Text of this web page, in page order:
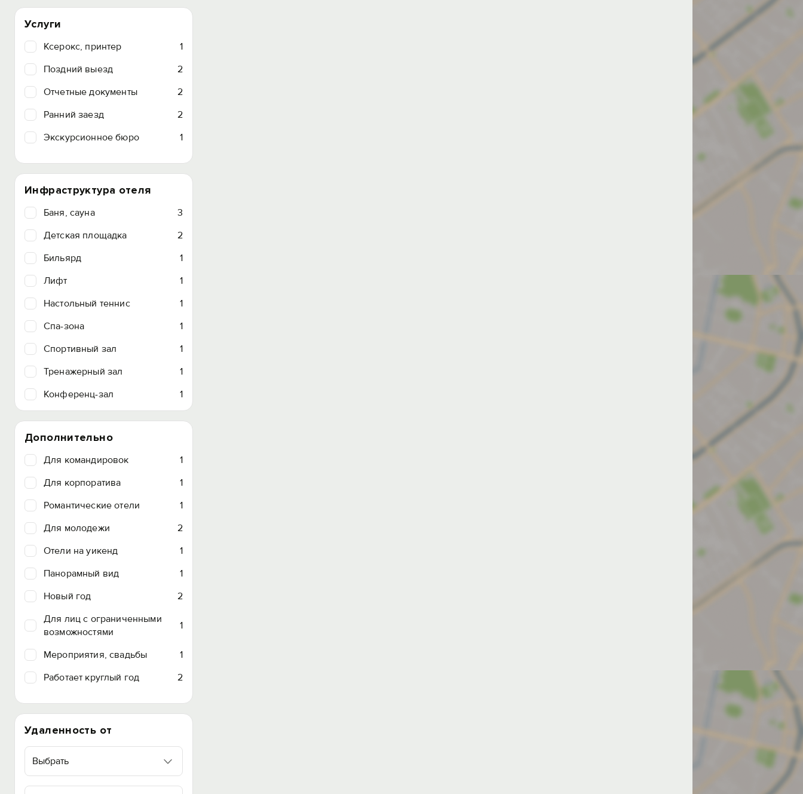
Услуги
Ксерокс, принтер
1
Поздний выезд
2
Отчетные документы
2
Ранний заезд
2
Экскурсионное бюро
1
Инфраструктура отеля
Баня, сауна
3
Детская площадка
2
Бильярд
1
Лифт
1
Настольный теннис
1
Спа-зона
1
Спортивный зал
1
Тренажерный зал
1
Конференц-зал
1
Дополнительно
Для командировок
1
Для корпоратива
1
Романтические отели
1
Для молодежи
2
Отели на уикенд
1
Панорамный вид
1
Новый год
2
Для лиц с ограниченными
возможностями
1
Мероприятия, свадьбы
1
Работает круглый год
2
Удаленность от
Выбрать